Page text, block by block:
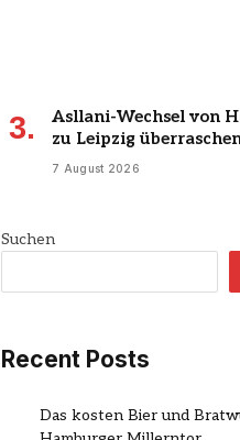
Asllani-Wechsel von
zu Leipzig
7 August 2026
Suchen
Recent Posts
Das kosten Bier und